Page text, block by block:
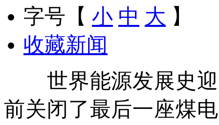
字号【 小 中 大 】
收藏新闻
世界能源发展史迎
前关闭了最后一座煤